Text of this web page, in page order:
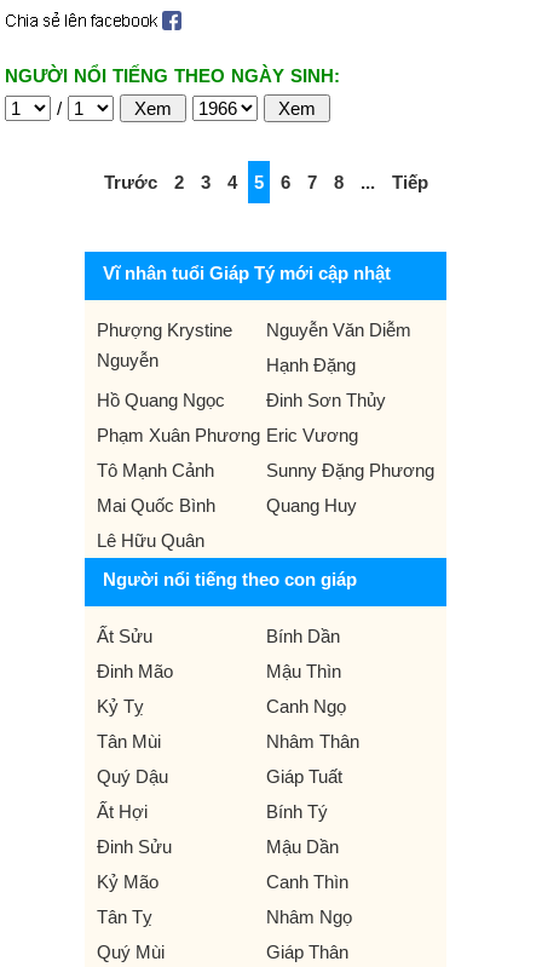
NGƯỜI NỔI TIẾNG THEO NGÀY SINH:
/
Trước 2 3 4 5 6 7 8 ... Tiếp
Vĩ nhân tuổi Giáp Tý mới cập nhật
Phượng Krystine
Nguyễn
Nguyễn Văn Diễm
Hạnh Đặng
Hồ Quang Ngọc
Đinh Sơn Thủy
Phạm Xuân Phương Eric Vương
Tô Mạnh Cảnh
Sunny Đặng Phương
Mai Quốc Bình
Quang Huy
Lê Hữu Quân
Người nổi tiếng theo con giáp
Ất Sửu
Bính Dần
Đinh Mão
Mậu Thìn
Kỷ Tỵ
Canh Ngọ
Tân Mùi
Nhâm Thân
Quý Dậu
Giáp Tuất
Ất Hợi
Bính Tý
Đinh Sửu
Mậu Dần
Kỷ Mão
Canh Thìn
Tân Tỵ
Nhâm Ngọ
Quý Mùi
Giáp Thân